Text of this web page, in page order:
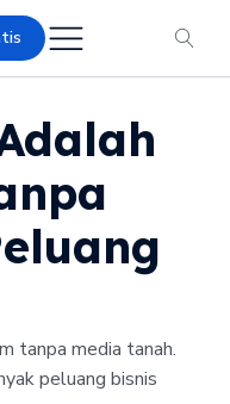
tanpa media tanah.
peluang bisnis